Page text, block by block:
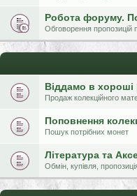
Робота форуму.
Обговорення
Віддамо в хороші
Продаж колекційного
Поповнення
Пошук потрібних монет
Література та
Обмін, купівля,